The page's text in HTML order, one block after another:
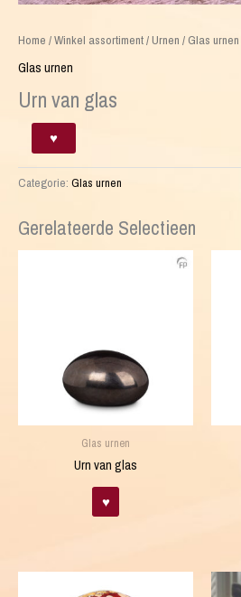
Home /Winkel assortiment/Urnen / Glas urnen
Glas urnen
Urn van glas
van
glas
aantal
♥
Categorie: Glas urnen
Gerelateerde Selectieen
Glas urnen
Urn van glas
♥